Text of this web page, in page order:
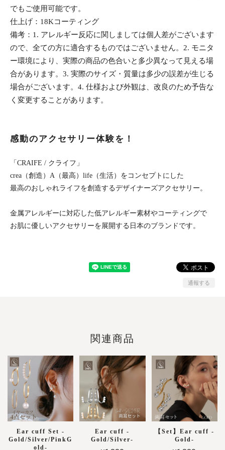
でもご使用可能です。
仕上げ：18Kコーティング
備考：1. アレルギー反応に関しましては個人差がございます
ので、全ての方に適合するものではございません。2. モニタ
ー環境により、実際の商品の色合いと多少異なって見える場
合があります。3. 実際のサイズ・質量は多少の誤差が生じる
場合がございます。4. 仕様および外観は、改良のため予告な
く変更することがあります。
感動のアクセサリー体験を！
「CRAIFE / クライフ」
crea（創造）A（最高）life（生活）をコンセプトにした
最高のおしゃれライフを創造するデザイナーズアクセサリー。
金属アレルギーに対応した低アレルギー素材やコーティングで
お肌に優しいアクセサリーを展開する日本のブランドです。
通報する
関連商品
Ear cuff Set -
Gold/Silver/PinkG
old-
Ear cuff -
Gold/Silver-
【Set】Ear cuff -
Gold-